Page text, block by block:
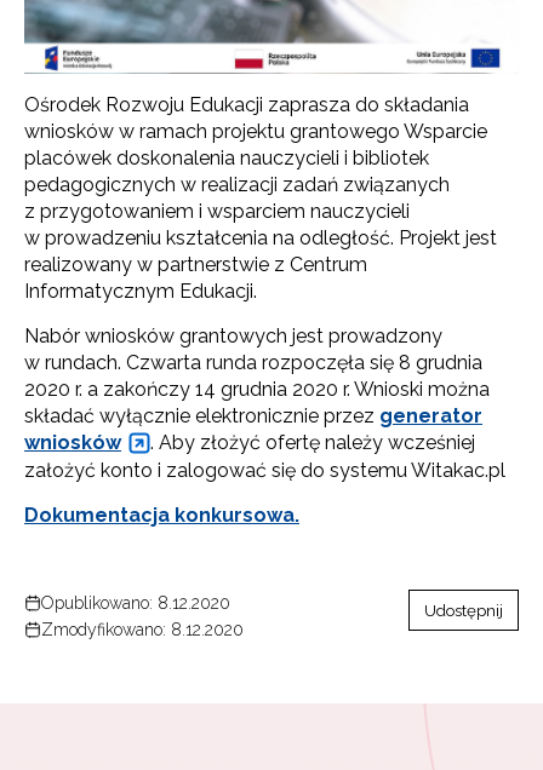
Ośrodek Rozwoju Edukacji zaprasza do składania
wniosków w ramach projektu grantowego Wsparcie
placówek doskonalenia nauczycieli i bibliotek
pedagogicznych w realizacji zadań związanych
z przygotowaniem i wsparciem nauczycieli
w prowadzeniu kształcenia na odległość. Projekt jest
realizowany w partnerstwie z Centrum
Informatycznym Edukacji.
Nabór wniosków grantowych jest prowadzony
w rundach. Czwarta runda rozpoczęła się 8 grudnia
2020 r. a zakończy 14 grudnia 2020 r. Wnioski można
składać wyłącznie elektronicznie przez generator
wniosków
. Aby złożyć ofertę należy wcześniej
założyć konto i zalogować się do systemu Witakac.pl
Dokumentacja konkursowa.
Opublikowano: 8.12.2020
Zmodyfikowano: 8.12.2020
Udostępnij